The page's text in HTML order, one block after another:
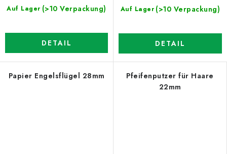
Auf Lager (>10 Verpackung)
DETAIL
Auf Lager (>10 Verpackung)
DETAIL
Papier Engelsflügel 28mm
Pfeifenputzer für Haare
22mm